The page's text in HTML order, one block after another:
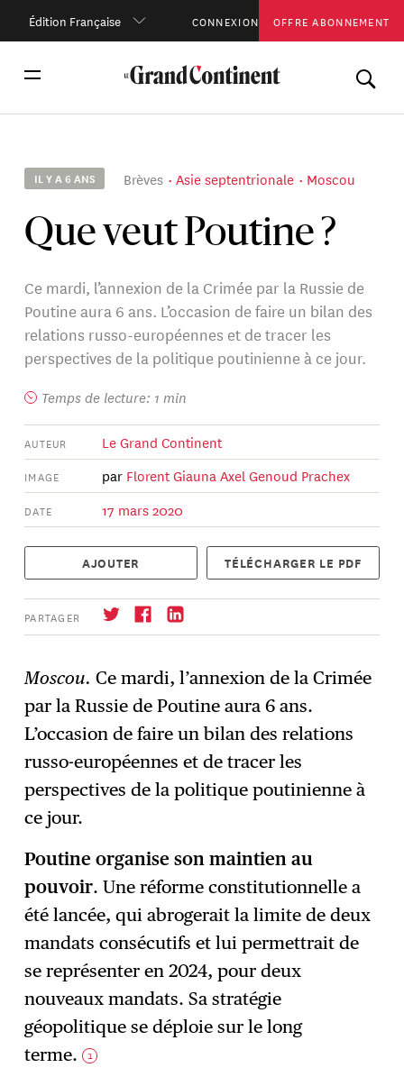
Édition Française CONNEXION OFFRE ABONNEMENT
IL Y A 6 ANS Brèves Asie septentrionale Moscou
Que veut Poutine ?
Ce mardi, l’annexion de la Crimée par la Russie de
Poutine aura 6 ans. L’occasion de faire un bilan des
relations russo-européennes et de tracer les
perspectives de la politique poutinienne à ce jour.
Temps de lecture: 1 min
AUTEUR Le Grand Continent
IMAGE par Florent GiaunaAxel Genoud Prachex
DATE 17 mars 2020
AJOUTER TÉLÉCHARGER LE PDF
PARTAGER
→ S'abonner
Moscou. Ce mardi, l’annexion de la Crimée
par la Russie de Poutine aura 6 ans.
L’occasion de faire un bilan des relations
russo-européennes et de tracer les
perspectives de la politique poutinienne à
ce jour.
Poutine organise son maintien au
pouvoir. Une réforme constitutionnelle a
été lancée, qui abrogerait la limite de deux
mandats consécutifs et lui permettrait de
se représenter en 2024, pour deux
nouveaux mandats. Sa stratégie
géopolitique se déploie sur le long
terme. 1